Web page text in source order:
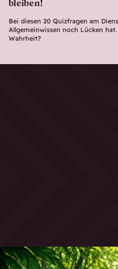
bleiben!
Bei diesen 20 Quizfragen am
Allgemeinwissen noch Lücken
Wahrheit?